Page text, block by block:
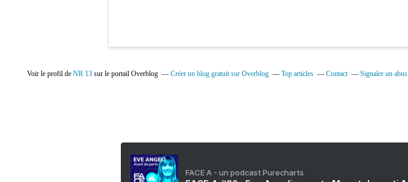
Voir le profil de NR 13sur le portail Overblog Créer un blog gratuit sur Overblog Top articles Contact Signaler un abus
FACE A - un podcast Purecharts